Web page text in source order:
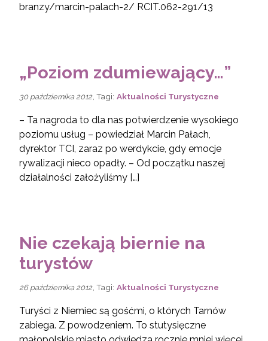
branzy/marcin-palach-2/ RCIT.062-291/13
„Poziom zdumiewający…”
30 października 2012 , Tagi: Aktualności Turystyczne
– Ta nagroda to dla nas potwierdzenie wysokiego
poziomu usług – powiedział Marcin Pałach,
dyrektor TCI, zaraz po werdykcie, gdy emocje
rywalizacji nieco opadły. – Od początku naszej
działalności założyliśmy […]
Nie czekają biernie na
turystów
26 października 2012 , Tagi: Aktualności Turystyczne
Turyści z Niemiec są gośćmi, o których Tarnów
zabiega. Z powodzeniem. To stutysięczne